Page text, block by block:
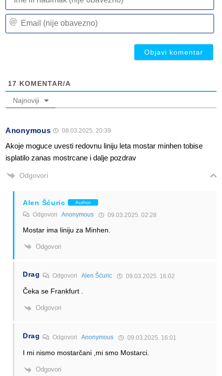
17 KOMENTAR/A
Najnoviji
Anonymous 08.03.2025. 20:39
Akoje moguce uvesti redovnu liniju leta mostar minhen tobise
isplatilo zanas mostrcane i dalje pozdrav
Odgovori
Alen Šćuric Author
Odgovori Anonymous 09.03.2025. 02:28
Mostar ima liniju za Minhen.
Odgovori
Drag Odgovori Alen Šćuric 09.03.2025. 16:02
Čeka se Frankfurt .
Odgovori
Drag Odgovori Anonymous 09.03.2025. 16:01
I mi nismo mostarčani ,mi smo Mostarci.
Odgovori